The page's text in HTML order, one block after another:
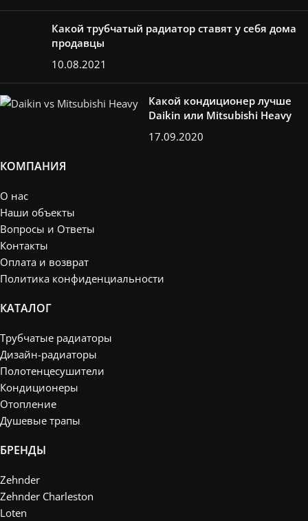
Какой трубчатый радиатор ставят у себя дома
продавцы
10.08.2021
Какой кондиционер лучше
Daikin или Mitsubishi Heavy
17.09.2020
КОМПАНИЯ
О нас
Наши объекты
Вопросы и Ответы
Контакты
Оплата и возврат
Политика конфиденциальности
КАТАЛОГ
Трубчатые радиаторы
Дизайн-радиаторы
Полотенцесушители
Кондиционеры
Отопление
Душевые трапы
БРЕНДЫ
Zehnder
Zehnder Charleston
Loten